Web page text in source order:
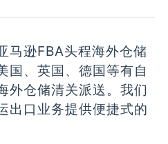
马逊FBA头程海外仓储
国、英国、德国等有自
外仓储清关派送。我们
出口业务提供便捷式的